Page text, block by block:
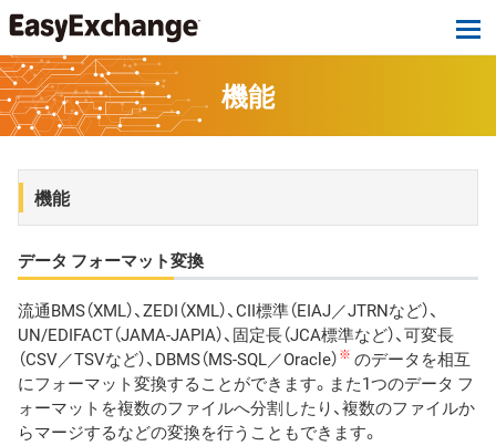
機能
機能
データ フォーマット変換
流通BMS（XML）、ZEDI（XML）、CII標準（EIAJ／JTRNなど）、
UN/EDIFACT（JAMA-JAPIA）、固定長（JCA標準など）、可変長
（CSV／TSVなど）、DBMS（MS-SQL／Oracle）※ のデータを相互
にフォーマット変換することができます。また1つのデータ フ
ォーマットを複数のファイルへ分割したり、複数のファイルか
らマージするなどの変換を行うこともできます。